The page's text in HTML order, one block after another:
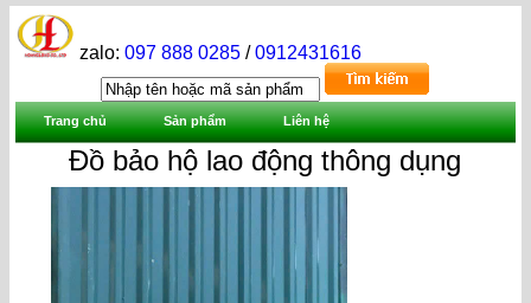
zalo:097 888 0285 /0912431616
Trang chủ Sản phẩm Liên hệ
Đồ bảo hộ lao động thông dụng